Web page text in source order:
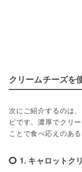
クリームチーズを
次にご紹介するのは
ピです。濃厚でクリ
ことで食べ応えのあ
1. キャロットク